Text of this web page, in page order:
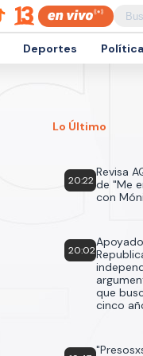
Deportes Política
Lo Último
20:22
Revisa
de "Me
con
20:02
que
cinco